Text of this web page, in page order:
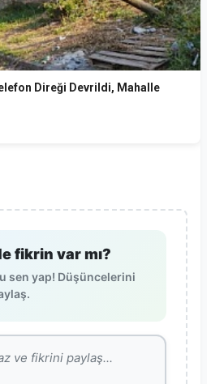
Direği Devrildi, Mahalle
fikrin var mı?
sen yap! Düşüncelerini